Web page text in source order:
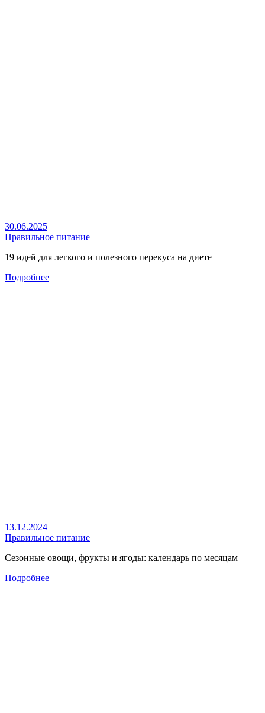
30.06.2025
Правильное питание
19 идей для легкого и полезного перекуса на диете
Подробнее
13.12.2024
Правильное питание
Сезонные овощи, фрукты и ягоды: календарь по месяцам
Подробнее